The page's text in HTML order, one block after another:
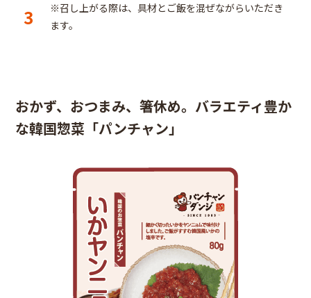
3
※召し上がる際は、具材とご飯を混ぜながらいただき
ます。
おかず、おつまみ、箸休め。バラエティ豊か
な韓国惣菜「パンチャン」